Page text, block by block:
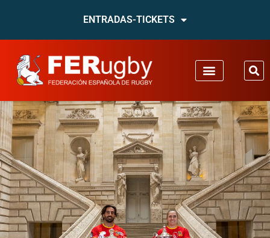
ENTRADAS-TICKETS